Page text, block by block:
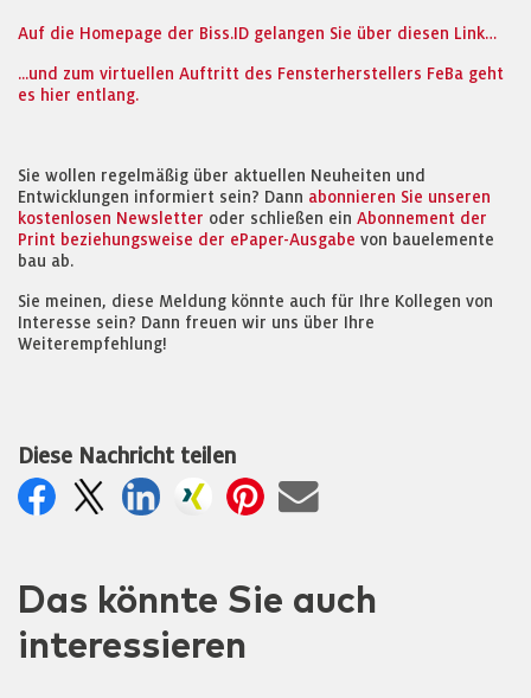
Auf die Homepage der Biss.ID gelangen Sie über diesen Link…
...und zum virtuellen Auftritt des Fensterherstellers FeBa geht
es hier entlang.
Sie wollen regelmäßig über aktuellen Neuheiten und
Entwicklungen informiert sein? Dann abonnieren Sie unseren
kostenlosen Newsletter oder schließen ein Abonnement der
Print beziehungsweise der ePaper-Ausgabe von bauelemente
bau ab.
Sie meinen, diese Meldung könnte auch für Ihre Kollegen von
Interesse sein? Dann freuen wir uns über Ihre
Weiterempfehlung!
Diese Nachricht teilen
Das könnte Sie auch
interessieren